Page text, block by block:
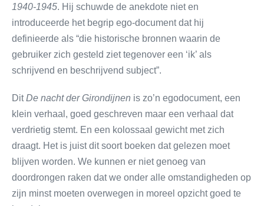
1940-1945. Hij schuwde de anekdote niet en
introduceerde het begrip ego-document dat hij
definieerde als “die historische bronnen waarin de
gebruiker zich gesteld ziet tegenover een ‘ik’ als
schrijvend en beschrijvend subject”.
DitDe nacht der Girondijnen is zo’n egodocument, een
klein verhaal, goed geschreven maar een verhaal dat
verdrietig stemt. En een kolossaal gewicht met zich
draagt. Het is juist dit soort boeken dat gelezen moet
blijven worden. We kunnen er niet genoeg van
doordrongen raken dat we onder alle omstandigheden op
zijn minst moeten overwegen in moreel opzicht goed te